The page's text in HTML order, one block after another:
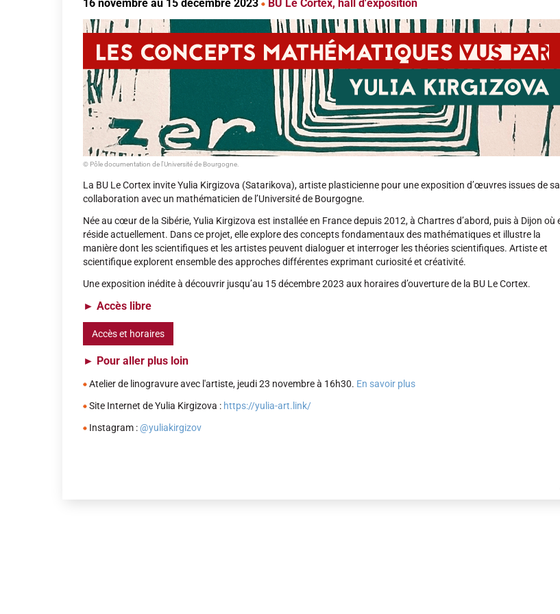
16 novembre au 15 décembre 2023 BU Le Cortex, hall d'exposition
© Pôle documentation de l'Université de Bourgogne.
La BU Le Cortex invite Yulia Kirgizova (Satarikova), artiste plasticienne pour une exposition d’œuvres issues de sa
collaboration avec un mathématicien de l’Université de Bourgogne.
Née au cœur de la Sibérie, Yulia Kirgizova est installée en France depuis 2012, à Chartres d’abord, puis à Dijon où
réside actuellement. Dans ce projet, elle explore des concepts fondamentaux des mathématiques et illustre la
manière dont les scientifiques et les artistes peuvent dialoguer et interroger les théories scientifiques. Artiste et
scientifique explorent ensemble des approches différentes exprimant curiosité et créativité.
Une exposition inédite à découvrir jusqu’au 15 décembre 2023 aux horaires d’ouverture de la BU Le Cortex.
► Accès libre
Accès et horaires
► Pour aller plus loin
Atelier de linogravure avec l'artiste, jeudi 23 novembre à 16h30. En savoir plus
Site Internet de Yulia Kirgizova : https://yulia-art.link/
Instagram :@yuliakirgizov